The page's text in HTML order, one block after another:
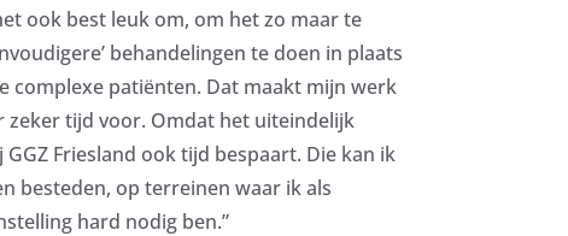
ook best leuk om, om het zo maar te
behandelingen te doen in plaats
complexe patiënten. Dat maakt mijn werk
zeker tijd voor. Omdat het uiteindelijk
Friesland ook tijd bespaart. Die kan ik
besteden, op terreinen waar ik als
hard nodig ben.”